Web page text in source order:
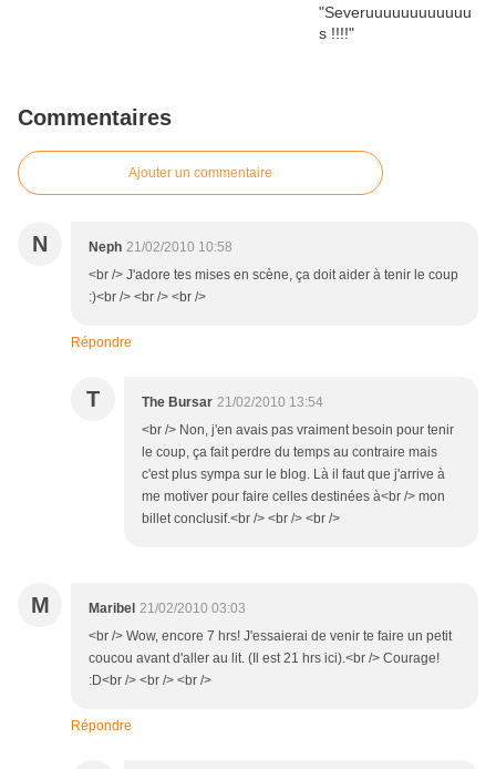
Commentaires
Ajouter un commentaire
N Neph 21/02/2010 10:58
<br /> J'adore tes mises en scène, ça doit aider à tenir le coup
:)<br /> <br /> <br />
Répondre
T The Bursar 21/02/2010 13:54
<br /> Non, j'en avais pas vraiment besoin pour tenir
le coup, ça fait perdre du temps au contraire mais
c'est plus sympa sur le blog. Là il faut que j'arrive à
me motiver pour faire celles destinées à<br /> mon
billet conclusif.<br /> <br /> <br />
M Maribel 21/02/2010 03:03
<br /> Wow, encore 7 hrs! J'essaierai de venir te faire un petit
coucou avant d'aller au lit. (Il est 21 hrs ici).<br /> Courage!
:D<br /> <br /> <br />
Répondre